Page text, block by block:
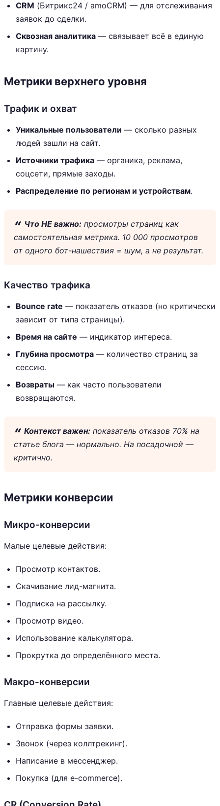
CRM (Битрикс24 / amoCRM) — для отслеживания
заявок до сделки.
Сквозная аналитика — связывает всё в единую
картину.
Метрики верхнего уровня
Трафик и охват
Уникальные пользователи — сколько разных
людей зашли на сайт.
Источники трафика — органика, реклама,
соцсети, прямые заходы.
Распределение по регионам и устройствам.
Что НЕ важно: просмотры страниц как
самостоятельная метрика. 10 000 просмотров
от одного бот-нашествия = шум, а не результат.
Качество трафика
Bounce rate — показатель отказов (но критически
зависит от типа страницы).
Время на сайте — индикатор интереса.
Глубина просмотра — количество страниц за
сессию.
Возвраты — как часто пользователи
возвращаются.
Контекст важен: показатель отказов 70% на
статье блога — нормально. На посадочной —
критично.
Метрики конверсии
Микро-конверсии
Малые целевые действия:
Просмотр контактов.
Скачивание лид-магнита.
Подписка на рассылку.
Просмотр видео.
Использование калькулятора.
Прокрутка до определённого места.
Макро-конверсии
Главные целевые действия:
Отправка формы заявки.
Звонок (через коллтрекинг).
Написание в мессенджер.
Покупка (для e-commerce).